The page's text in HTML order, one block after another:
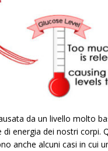
da un livello molto
energia dei nostri corpi.
anche alcuni casi in cui